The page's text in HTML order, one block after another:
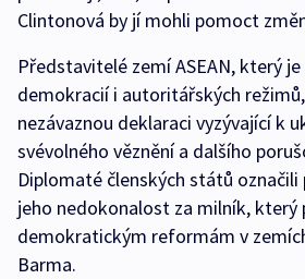
Clintonová by jí mohli pomoct
Představitelé zemí ASEAN, který
demokracií i autoritářských
nezávaznou deklaraci vyzývající k
svévolného věznění a dalšího
Diplomaté členských států označili
jeho nedokonalost za milník, který
demokratickým reformám v
Barma.